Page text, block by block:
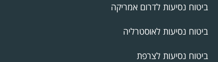
ביטוח נסיעות לדרום אמריקה
ביטוח נסיעות לאוסטרליה
ביטוח נסיעות לצרפת